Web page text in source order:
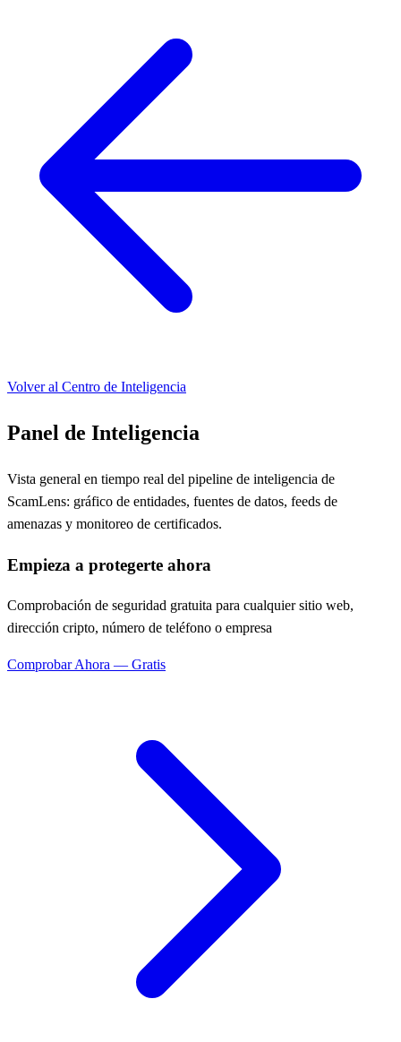
Volver al Centro de Inteligencia
Panel de Inteligencia
Vista general en tiempo real del pipeline de inteligencia de
ScamLens: gráfico de entidades, fuentes de datos, feeds de
amenazas y monitoreo de certificados.
Empieza a protegerte ahora
Comprobación de seguridad gratuita para cualquier sitio web,
dirección cripto, número de teléfono o empresa
Comprobar Ahora — Gratis